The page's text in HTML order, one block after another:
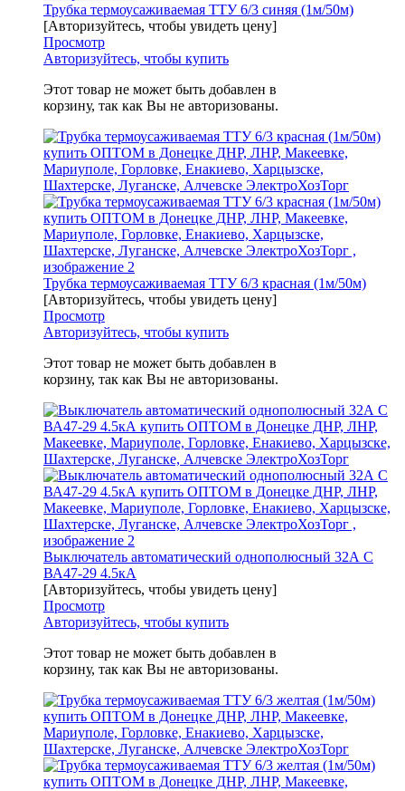
Трубка термоусаживаемая ТТУ 6/3 синяя (1м/50м)
[Авторизуйтесь, чтобы увидеть цену]
Просмотр
Авторизуйтесь, чтобы купить
Этот товар не может быть добавлен в
корзину, так как Вы не авторизованы.
Трубка термоусаживаемая ТТУ 6/3 красная (1м/50м)
[Авторизуйтесь, чтобы увидеть цену]
Просмотр
Авторизуйтесь, чтобы купить
Этот товар не может быть добавлен в
корзину, так как Вы не авторизованы.
Выключатель автоматический однополюсный 32А C
ВА47-29 4.5кА
[Авторизуйтесь, чтобы увидеть цену]
Просмотр
Авторизуйтесь, чтобы купить
Этот товар не может быть добавлен в
корзину, так как Вы не авторизованы.